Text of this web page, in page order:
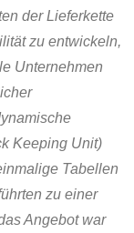
der Lieferkette
zu entwickeln,
Unternehmen
Keeping Unit)
Tabellen
zu einer
Angebot war